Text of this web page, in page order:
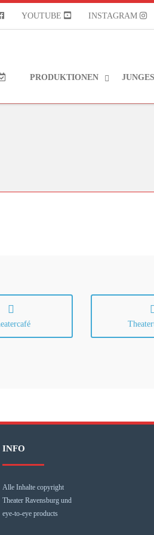
YOUTUBE INSTAGRAM
PRODUKTIONEN
INFO
Alle Inhalte copyright
Theater Ravensburg und
eye-to-eye products